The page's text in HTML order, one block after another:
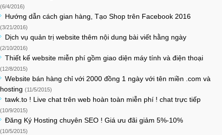
(6/4/2016)
Hướng dẫn cách gian hàng, Tạo Shop trên Facebook 2016
(3/21/2016)
Dịch vụ quản trị website thêm nội dung bài viết hằng ngày
(2/10/2016)
Thiết kế website miễn phí gồm giao diện máy tính và điện thoại
(12/8/2015)
Website bán hàng chỉ với 2000 đồng 1 ngày với tên miền .com và
hosting (11/5/2015)
tawk.to ! Live chat trên web hoàn toàn miễn phí ! chat trực tiếp
(10/9/2015)
Đăng Ký Hosting chuyên SEO ! Giá ưu đãi giảm 5%-10%
(10/5/2015)